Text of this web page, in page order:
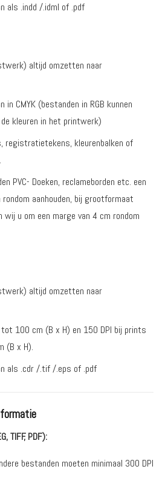
als .indd /.idml of .pdf
altijd omzetten naar
in CMYK (bestanden in RGB kunnen
de kleuren in het printwerk)
registratietekens, kleurenbalken of
PVC- Doeken, reclameborden etc. een
aanhouden, bij grootformaat
wij u om een marge van 4 cm rondom
altijd omzetten naar
100 cm (B x H) en 150 DPI bij prints
(B x H).
als .cdr /.tif /.eps of .pdf
TIFF, PDF):
bestanden moeten minimaal 300 DPI